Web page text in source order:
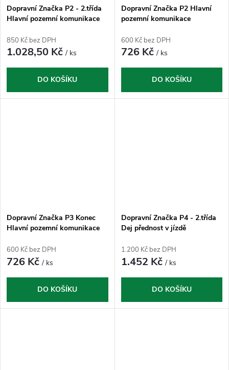
Dopravní Značka P2 - 2.třída
Hlavní pozemní komunikace
850 Kč bez DPH
1.028,50 Kč/ ks
DO KOŠÍKU
Dopravní Značka P2 Hlavní
pozemní komunikace
600 Kč bez DPH
726 Kč/ ks
DO KOŠÍKU
Dopravní Značka P3 Konec
Hlavní pozemní komunikace
600 Kč bez DPH
726 Kč/ ks
DO KOŠÍKU
Dopravní Značka P4 - 2.třída
Dej přednost v jízdě
1.200 Kč bez DPH
1.452 Kč/ ks
DO KOŠÍKU